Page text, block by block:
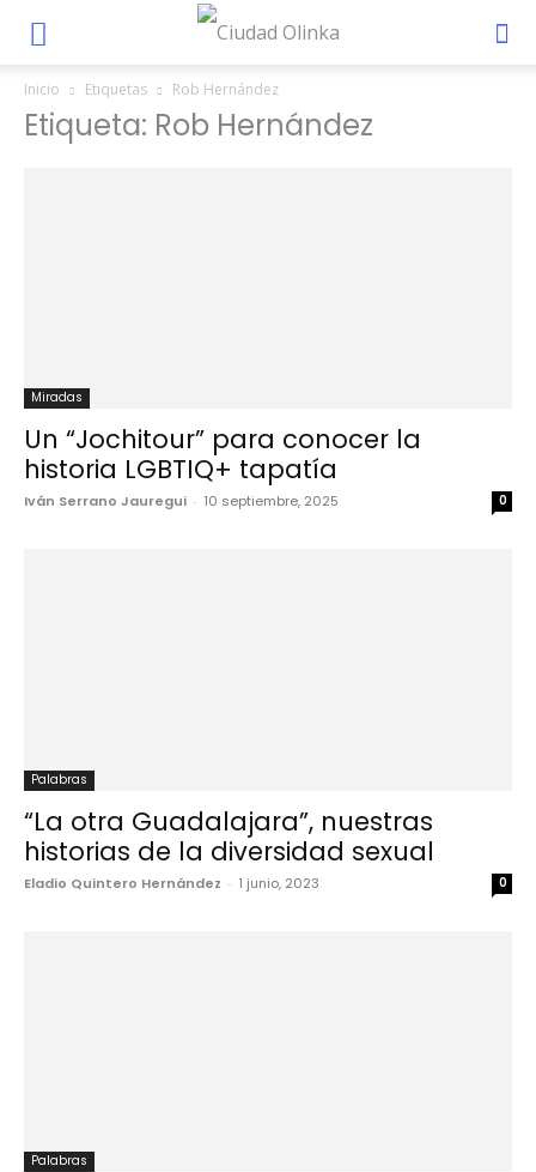
Inicio Etiquetas Rob Hernández
Etiqueta: Rob Hernández
Miradas
Un “Jochitour” para conocer la
historia LGBTIQ+ tapatía
Iván Serrano Jauregui - 10 septiembre, 2025 0
Palabras
“La otra Guadalajara”, nuestras
historias de la diversidad sexual
Eladio Quintero Hernández - 1 junio, 2023 0
Palabras